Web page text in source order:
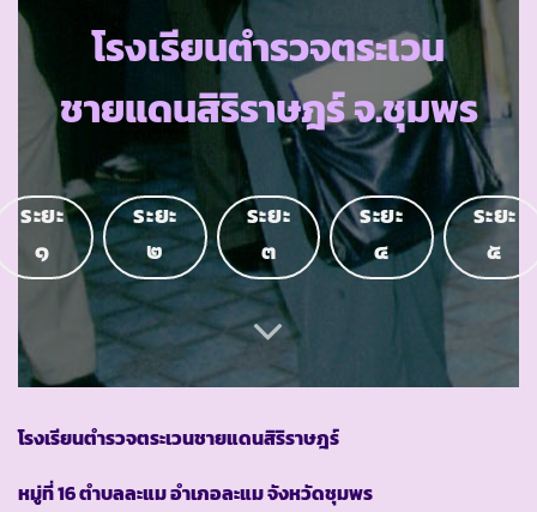
โรงเรียนตำรวจตระเวน
ชายแดนสิริราษฎร์ จ.ชุมพร
ระยะ
๑
ระยะ
๒
ระยะ
๓
ระยะ
๔
ระยะ
๕
โรงเรียนตำรวจตระเวนชายแดนสิริราษฎร์
หมู่ที่ 16 ตำบลละแม อำเภอละแม จังหวัดชุมพร